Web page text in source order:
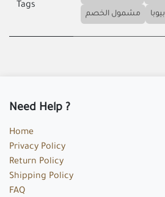
Tags
مشمول الخصم بيوبا
Need Help ?
Home
Privacy Policy
Return Policy
Shipping Policy
FAQ